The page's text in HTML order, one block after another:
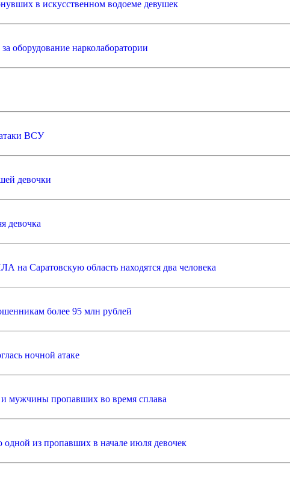
в искусственном водоеме девушек
оборудование нарколаборатории
атаки ВСУ
девочки
девочка
на Саратовскую область находятся два человека
более 95 млн рублей
ночной атаке
мужчины пропавших во время сплава
одной из пропавших в начале июля девочек